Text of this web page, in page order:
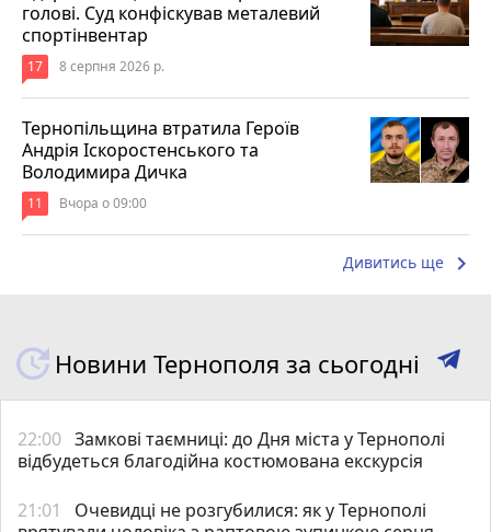
голові. Суд конфіскував металевий
спортінвентар
17 8 серпня 2026 р.
Тернопільщина втратила Героїв
Андрія Іскоростенського та
Володимира Дичка
11 Вчора о 09:00
Дивитись ще keyboard_arrow_right
Новини Тернополя за сьогодні
22:00 Замкові таємниці: до Дня міста у Тернополі
відбудеться благодійна костюмована екскурсія
21:01
Очевидці не розгубилися: як у Тернополі